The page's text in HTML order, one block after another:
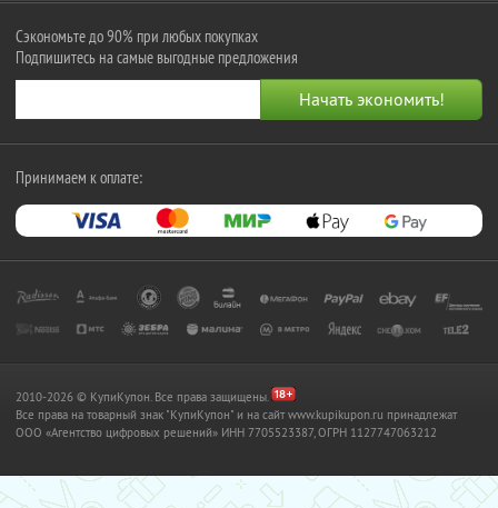
Сэкономьте до 90% при любых покупках
Подпишитесь на самые выгодные предложения
Принимаем к оплате:
2010-2026 © КупиКупон. Все права защищены.
Все права на товарный знак "КупиКупон" и на сайт www.kupikupon.ru принадлежат
OOO «Агентство цифровых решений» ИНН 7705523387, ОГРН 1127747063212